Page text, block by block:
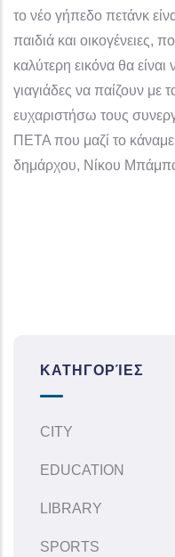
το νέο γήπεδο πετάνκ
παιδιά και οικογένειες,
καλύτερη εικόνα θα
γιαγιάδες να παίζουν με
ευχαριστήσω τους
ΠΕΤΑ που μαζί το
δημάρχου, Νίκου
ΚΑΤΗΓΟΡΊΕΣ
CITY
EDUCATION
LIBRARY
SPORTS